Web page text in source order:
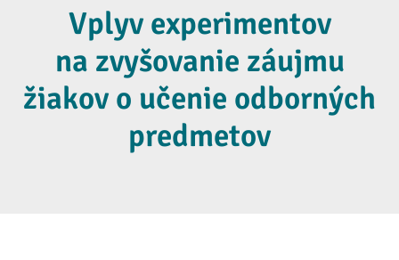
Vplyv experimentov
na zvyšovanie záujmu
žiakov o učenie odborných
predmetov